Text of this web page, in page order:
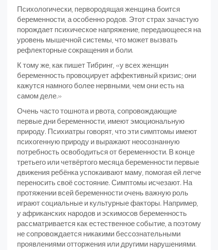
Психологически, первородящая женщина боится
беременности, а особенно родов. Этот страх зачастую
порождает психическое напряжение, передающееся на
уровень мышечной системы, что может вызвать
рефлекторные сокращения и боли.
К тому же, как пишет Тибринг, «у всех женщин
беременность провоцирует аффективный кризис; они
кажутся намного более нервными, чем они есть на
самом деле.»
Очень часто тошнота и рвота, сопровождающие
первые дни беременности, имеют эмоциональную
природу. Психиатры говорят, что эти симптомы имеют
психогенную природу и выражают неосознанную
потребность освободиться от беременности. В конце
третьего или четвёртого месяца беременности первые
движения ребёнка успокаивают маму, помогая ей легче
переносить своё состояние. Симптомы исчезают. На
протяжении всей беременности очень важную роль
играют социальные и культурные факторы. Например,
у африканских народов и эскимосов беременность
рассматривается как естественное событие, а поэтому
не сопровождается никакими бессознательными
проявлениями отторжения или другими нарушениями.